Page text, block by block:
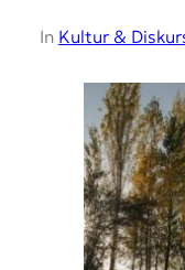
In Kultur &